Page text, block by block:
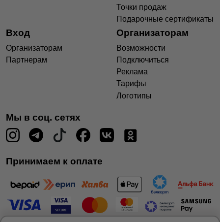
Точки продаж
Подарочные сертификаты
Вход
Организаторам
Партнерам
Организаторам
Возможности
Подключиться
Реклама
Тарифы
Логотипы
Мы в соц. сетях
Принимаем к оплате